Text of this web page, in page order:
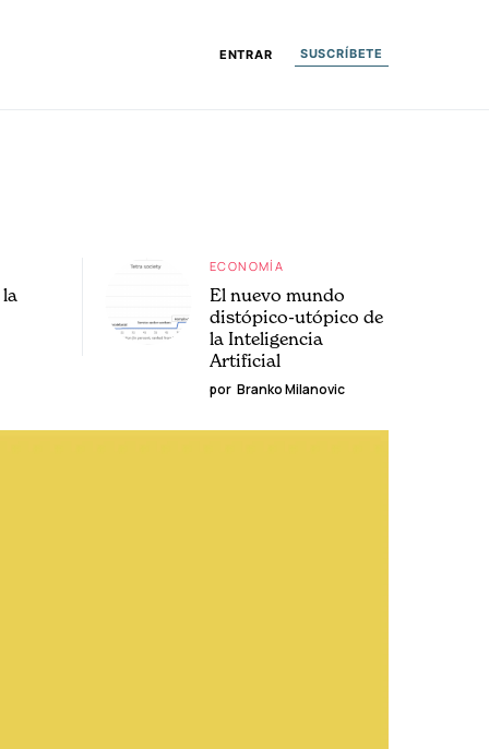
ENTRAR SUSCRÍBETE
ECONOMÍA
El nuevo mundo
distópico-utópico de
la Inteligencia
Artificial
por Branko Milanovic